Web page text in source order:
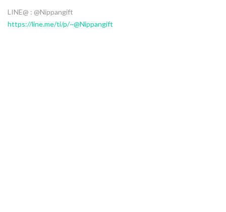
LINE@ : @Nippangift
https://line.me/ti/p/~@Nippangift